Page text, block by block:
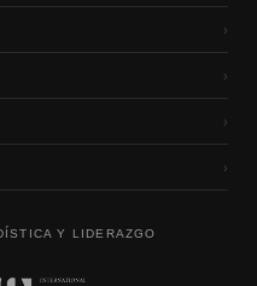
›
›
›
›
Y LIDERAZGO